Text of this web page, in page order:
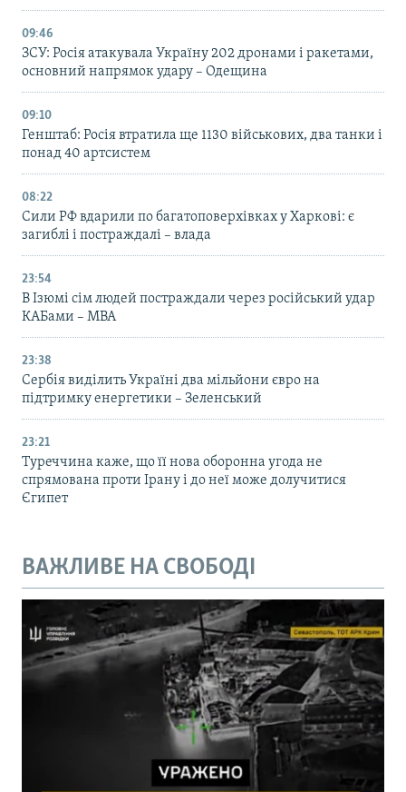
09:46
ЗСУ: Росія атакувала Україну 202 дронами і ракетами,
основний напрямок удару – Одещина
09:10
Генштаб: Росія втратила ще 1130 військових, два танки і
понад 40 артсистем
08:22
Сили РФ вдарили по багатоповерхівках у Харкові: є
загиблі і постраждалі – влада
23:54
В Ізюмі сім людей постраждали через російський удар
КАБами – МВА
23:38
Сербія виділить Україні два мільйони євро на
підтримку енергетики – Зеленський
23:21
Туреччина каже, що її нова оборонна угода не
спрямована проти Ірану і до неї може долучитися
Єгипет
ВАЖЛИВЕ НА СВОБОДІ